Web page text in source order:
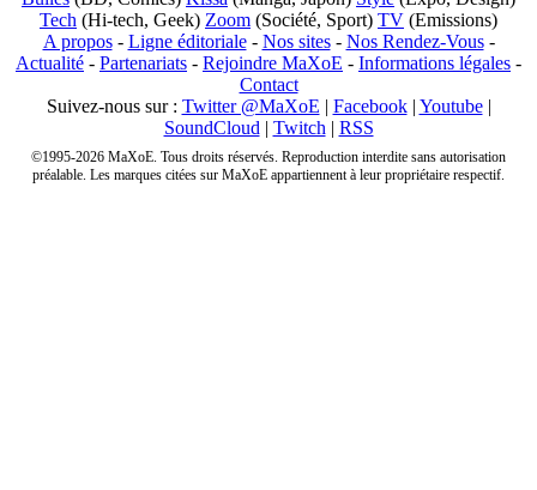
Tech (Hi-tech, Geek) Zoom (Société, Sport) TV (Emissions)
A propos- Ligne éditoriale- Nos sites- Nos Rendez-Vous-
Actualité - Partenariats - Rejoindre MaXoE - Informations légales -
Contact
Suivez-nous sur : Twitter @MaXoE | Facebook| Youtube|
SoundCloud | Twitch | RSS
©1995-2026 MaXoE. Tous droits réservés. Reproduction interdite sans autorisation
préalable. Les marques citées sur MaXoE appartiennent à leur propriétaire respectif.